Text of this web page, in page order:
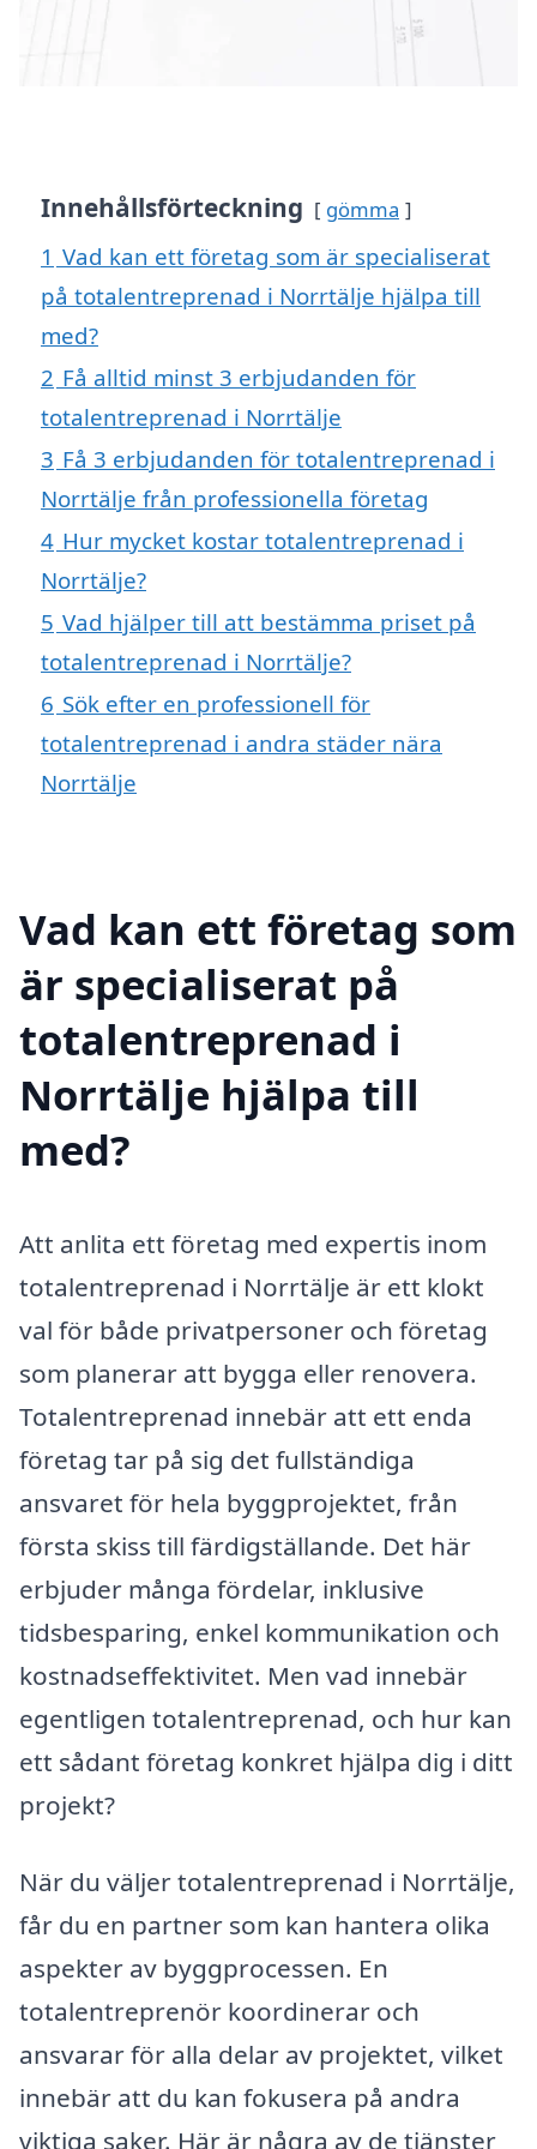
Innehållsförteckning gömma
1 Vad kan ett företag som är specialiserat
på totalentreprenad i Norrtälje hjälpa till
med?
2 Få alltid minst 3 erbjudanden för
totalentreprenad i Norrtälje
3 Få 3 erbjudanden för totalentreprenad i
Norrtälje från professionella företag
4 Hur mycket kostar totalentreprenad i
Norrtälje?
5 Vad hjälper till att bestämma priset på
totalentreprenad i Norrtälje?
6 Sök efter en professionell för
totalentreprenad i andra städer nära
Norrtälje
Vad kan ett företag som
är specialiserat på
totalentreprenad i
Norrtälje hjälpa till
med?
Att anlita ett företag med expertis inom
totalentreprenad i Norrtälje är ett klokt
val för både privatpersoner och företag
som planerar att bygga eller renovera.
Totalentreprenad innebär att ett enda
företag tar på sig det fullständiga
ansvaret för hela byggprojektet, från
första skiss till färdigställande. Det här
erbjuder många fördelar, inklusive
tidsbesparing, enkel kommunikation och
kostnadseffektivitet. Men vad innebär
egentligen totalentreprenad, och hur kan
ett sådant företag konkret hjälpa dig i ditt
projekt?
När du väljer totalentreprenad i Norrtälje,
får du en partner som kan hantera olika
aspekter av byggprocessen. En
totalentreprenör koordinerar och
ansvarar för alla delar av projektet, vilket
innebär att du kan fokusera på andra
viktiga saker. Här är några av de tjänster